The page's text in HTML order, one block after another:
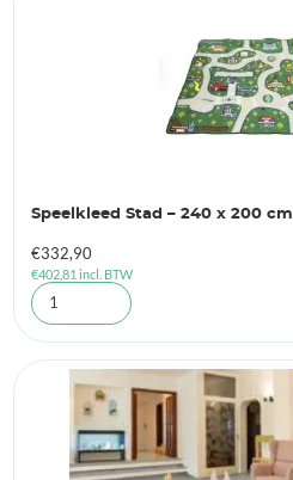
Speelkleed Stad – 240 x 200 cm
€332,90
€402,81 incl. BTW